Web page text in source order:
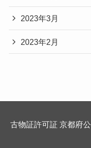
2023年3月
2023年2月
古物証許可証 京都府